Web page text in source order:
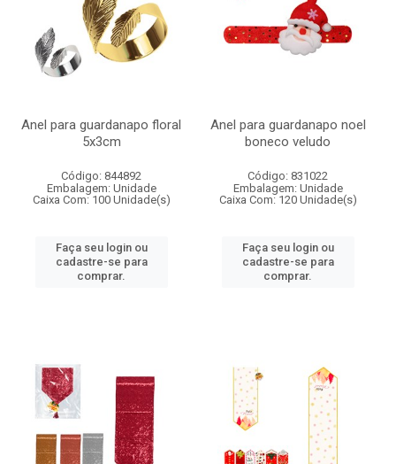
Anel para guardanapo floral
5x3cm
Código: 844892
Embalagem: Unidade
Caixa Com: 100 Unidade(s)
Faça seu login ou
cadastre-se para
comprar.
Anel para guardanapo noel
boneco veludo
Código: 831022
Embalagem: Unidade
Caixa Com: 120 Unidade(s)
Faça seu login ou
cadastre-se para
comprar.